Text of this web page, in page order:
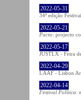
2022-05-31
34ª edição
2022-05-21
Pacto: projecto
2022-05-17
JUSTLX - Feira
2022-04-29
LAAF - Lisbon
2022-04-14
Festival Política: